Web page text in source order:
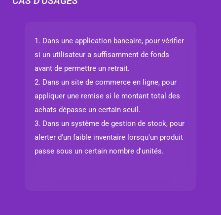
1. Dans une application bancaire, pour vérifier
si un utilisateur a suffisamment de fonds
avant de permettre un retrait.
2. Dans un site de commerce en ligne, pour
appliquer une remise si le montant total des
achats dépasse un certain seuil.
3. Dans un système de gestion de stock, pour
alerter d'un faible inventaire lorsqu'un produit
passe sous un certain nombre d'unités.